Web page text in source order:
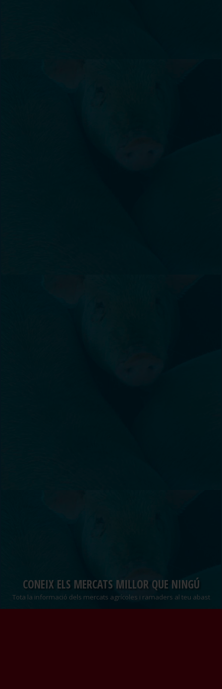
CONEIX ELS MERCATS MILLOR QUE NINGÚ
Tota la informació dels mercats agrícoles i ramaders al teu abast